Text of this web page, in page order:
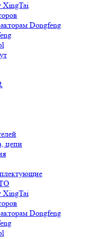
XingTai
Dongfeng
цепи
XingTai
Dongfeng